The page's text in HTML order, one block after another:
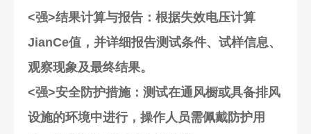
<强>结果计算与报告 ：根据失效电压计算
JianCe值，并详细报告测试条件、试样信息、
观察现象及最终结果。
<强>安全防护措施：测试在通风橱或具备排风
设施的环境中进行，操作人员需佩戴防护用